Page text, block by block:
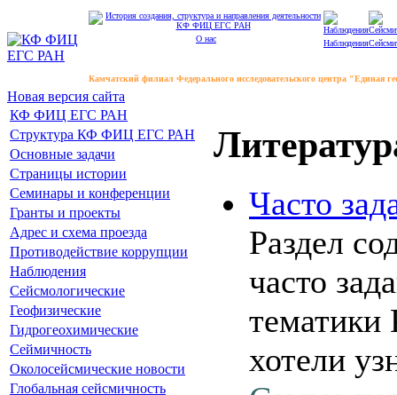
О нас Наблюдения
Камчатский филиал Федерального исследовательского центра "Единая
Новая версия сайта
КФ ФИЦ ЕГС РАН
Структура КФ ФИЦ ЕГС РАН
Основные задачи
Страницы истории
Семинары и конференции
Гранты и проекты
Адрес и схема проезда
Противодействие коррупции
Наблюдения
Сейсмологические
Геофизические
Гидрогеохимические
Сеймичность
Околосейсмические новости
Глобальная сейсмичность
Часто
Раздел
часто
хотели